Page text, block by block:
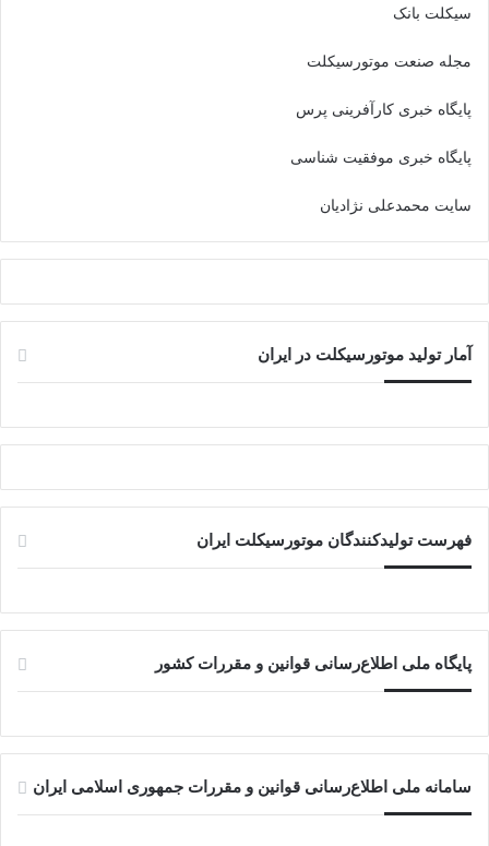
سیکلت بانک
مجله صنعت موتورسیکلت
پایگاه خبری کارآفرینی پرس
پایگاه خبری موفقیت شناسی
سایت محمدعلی نژادیان
آمار تولید موتورسیکلت در ایران
فهرست تولیدکنندگان موتورسیکلت ایران
پایگاه ملی اطلاع‌رسانی قوانین و مقررات کشور
سامانه ملی اطلاع‌رسانی قوانین و مقررات جمهوری اسلامی ایران